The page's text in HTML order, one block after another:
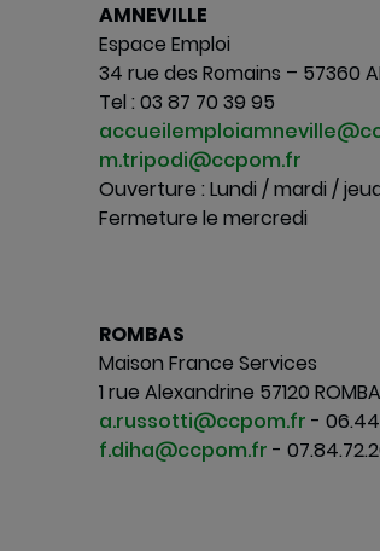
AMNEVILLE
Espace Emploi
34 rue des Romains – 57360
Tel : 03 87 70 39 95
m.tripodi@ccpom.fr
Ouverture : Lundi / mardi /
Fermeture le mercredi
ROMBAS
Maison France Services
1 rue Alexandrine 57120
a.russotti@ccpom.fr -
f.diha@ccpom.fr -